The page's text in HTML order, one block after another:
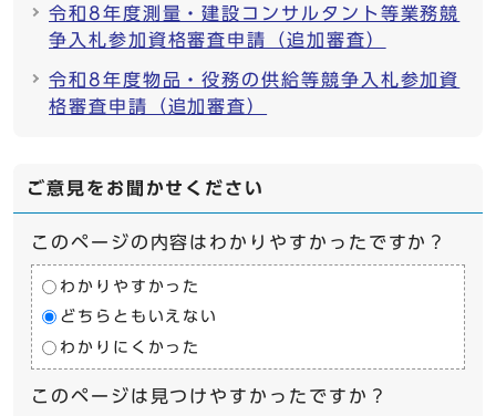
令和8年度測量・建設コンサルタント等業務競
争入札参加資格審査申請（追加審査）
令和8年度物品・役務の供給等競争入札参加資
格審査申請（追加審査）
ご意見をお聞かせください
このページの内容はわかりやすかったですか？
わかりやすかった
どちらともいえない
わかりにくかった
このページは見つけやすかったですか？